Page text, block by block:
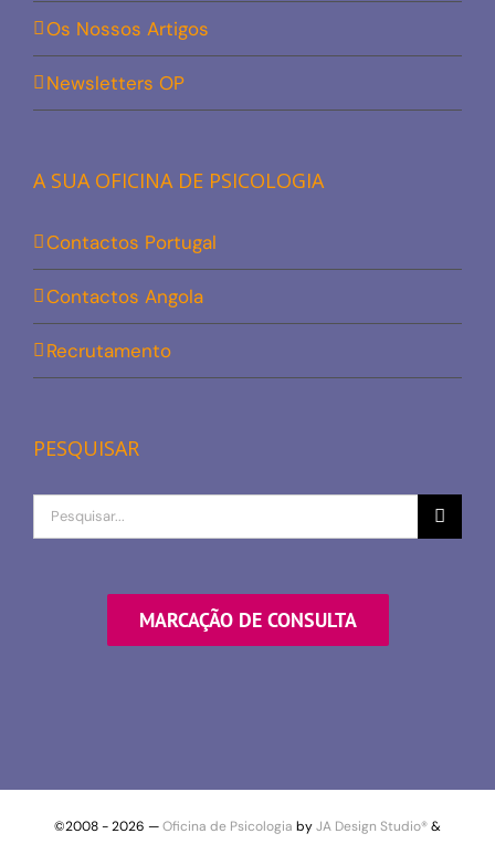
Os Nossos Artigos
Newsletters OP
A SUA OFICINA DE PSICOLOGIA
Contactos Portugal
Contactos Angola
Recrutamento
PESQUISAR
Procurar
por
MARCAÇÃO DE CONSULTA
©2008 -2026 —Oficina de Psicologia byJA Design Studio®&